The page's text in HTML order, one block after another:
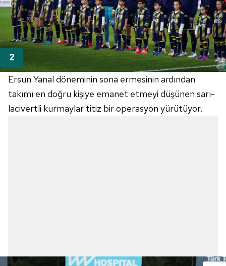
Ersun Yanal döneminin sona ermesinin ardından
takımı en doğru kişiye emanet etmeyi düşünen sarı-
lacivertli kurmaylar titiz bir operasyon yürütüyor.